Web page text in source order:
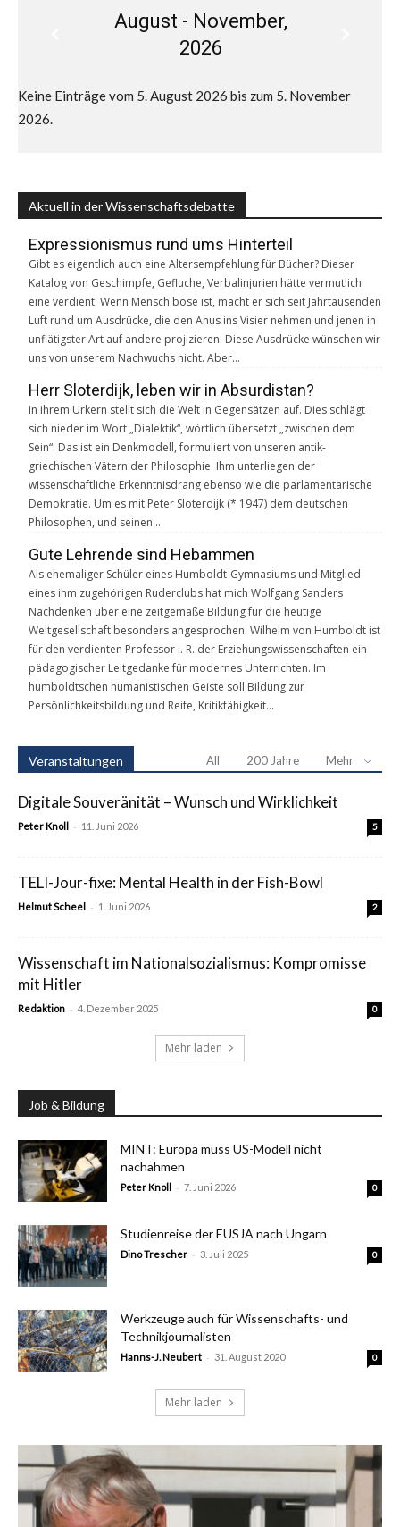
August - November,
2026
Keine Einträge vom 5. August 2026 bis zum 5. November
2026.
Aktuell in der Wissenschaftsdebatte
Expressionismus rund ums Hinterteil
Gibt es eigentlich auch eine Altersempfehlung für Bücher? Dieser
Katalog von Geschimpfe, Gefluche, Verbalinjurien hätte vermutlich
eine verdient. Wenn Mensch böse ist, macht er sich seit Jahrtausenden
Luft rund um Ausdrücke, die den Anus ins Visier nehmen und jenen in
unflätigster Art auf andere projizieren. Diese Ausdrücke wünschen wir
uns von unserem Nachwuchs nicht. Aber…
Herr Sloterdijk, leben wir in Absurdistan?
In ihrem Urkern stellt sich die Welt in Gegensätzen auf. Dies schlägt
sich nieder im Wort „Dialektik“, wörtlich übersetzt „zwischen dem
Sein“. Das ist ein Denkmodell, formuliert von unseren antik-
griechischen Vätern der Philosophie. Ihm unterliegen der
wissenschaftliche Erkenntnisdrang ebenso wie die parlamentarische
Demokratie. Um es mit Peter Sloterdijk (* 1947) dem deutschen
Philosophen, und seinen…
Gute Lehrende sind Hebammen
Als ehemaliger Schüler eines Humboldt-Gymnasiums und Mitglied
eines ihm zugehörigen Ruderclubs hat mich Wolfgang Sanders
Nachdenken über eine zeitgemäße Bildung für die heutige
Weltgesellschaft besonders angesprochen. Wilhelm von Humboldt ist
für den verdienten Professor i. R. der Erziehungswissenschaften ein
pädagogischer Leitgedanke für modernes Unterrichten. Im
humboldtschen humanistischen Geiste soll Bildung zur
Persönlichkeitsbildung und Reife, Kritikfähigkeit…
Veranstaltungen All 200 Jahre Mehr
Digitale Souveränität – Wunsch und Wirklichkeit
Peter Knoll - 11. Juni 2026 5
TELI-Jour-fixe: Mental Health in der Fish-Bowl
Helmut Scheel - 1. Juni 2026 2
Wissenschaft im Nationalsozialismus: Kompromisse
mit Hitler
Redaktion - 4. Dezember 2025 0
Mehr laden
Job & Bildung
MINT: Europa muss US-Modell nicht
nachahmen
Peter Knoll - 7. Juni 2026 0
Studienreise der EUSJA nach Ungarn
Dino Trescher - 3. Juli 2025 0
Werkzeuge auch für Wissenschafts- und
Technikjournalisten
Hanns-J. Neubert - 31. August 2020 0
Mehr laden